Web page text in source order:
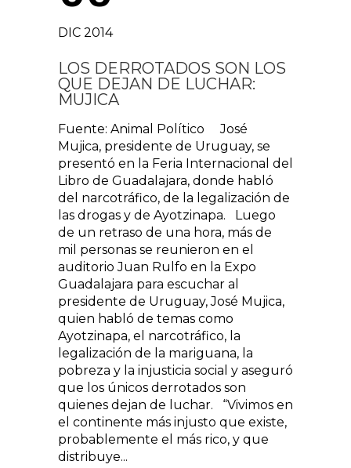
DIC 2014
LOS DERROTADOS SON LOS
QUE DEJAN DE LUCHAR:
MUJICA
Fuente: Animal Político José
Mujica, presidente de Uruguay, se
presentó en la Feria Internacional del
Libro de Guadalajara, donde habló
del narcotráfico, de la legalización de
las drogas y de Ayotzinapa. Luego
de un retraso de una hora, más de
mil personas se reunieron en el
auditorio Juan Rulfo en la Expo
Guadalajara para escuchar al
presidente de Uruguay, José Mujica,
quien habló de temas como
Ayotzinapa, el narcotráfico, la
legalización de la mariguana, la
pobreza y la injusticia social y aseguró
que los únicos derrotados son
quienes dejan de luchar. “Vivimos en
el continente más injusto que existe,
probablemente el más rico, y que
distribuye...